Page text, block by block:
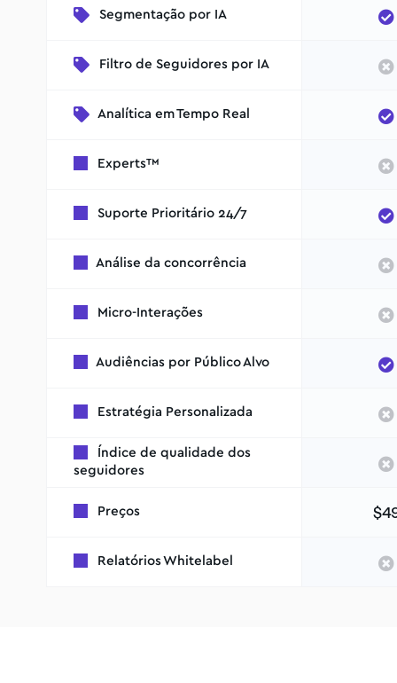
Segmentação por IA
Filtro de Seguidores por IA
Analítica em Tempo Real
Experts™
Suporte Prioritário 24/7
Análise da concorrência
Micro-Interações
Audiências por Público Alvo
Estratégia Personalizada
Índice de qualidade dos
seguidores
Preços
Relatórios Whitelabel